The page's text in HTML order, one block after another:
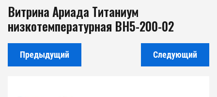
Витрина Ариада Титаниум
низкотемпературная ВН5-200-02
Предыдущий Следующий